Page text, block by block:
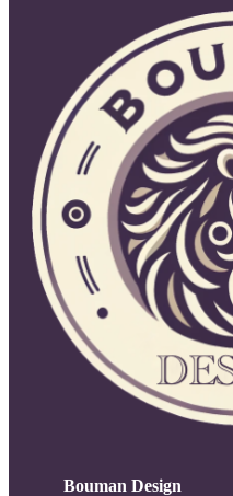
Bouman Design